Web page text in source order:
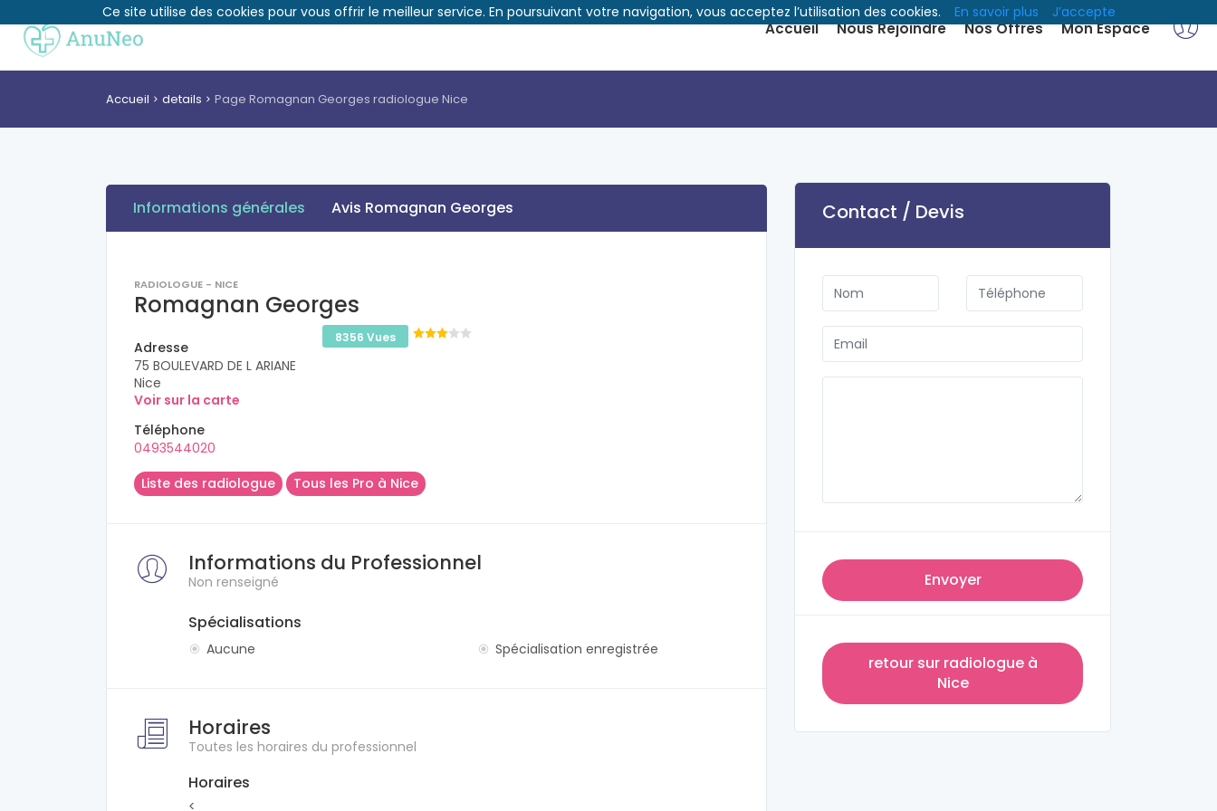
Accueil Nous Rejoindre Nos Offres Mon Espace
Accueil details Page Romagnan Georges radiologue Nice
Informations générales Avis Romagnan Georges
RADIOLOGUE - NICE
Romagnan Georges
8356 Vues
Adresse
75 BOULEVARD DE L ARIANE
Nice
Voir sur la carte
Téléphone
0493544020
Liste des radiologue
Tous les Pro à Nice
Informations du Professionnel
Non renseigné
Spécialisations
Aucune Spécialisation enregistrée
Horaires
Toutes les horaires du professionnel
Horaires
<
Contact / Devis
Envoyer
retour sur radiologue à
Nice
Ce site utilise des cookies pour vous offrir le meilleur service. En poursuivant votre navigation, vous acceptez l’utilisation des cookies. En savoir plus J’accepte